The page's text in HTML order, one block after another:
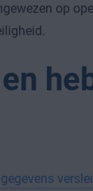
op
gegevens